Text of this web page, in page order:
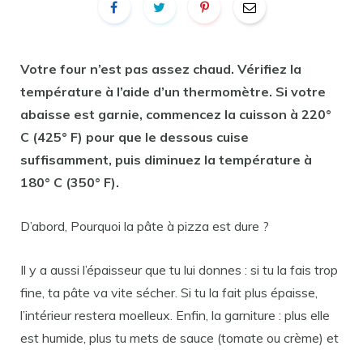
Votre four n’est pas assez chaud. Vérifiez la
température à l’aide d’un thermomètre. Si votre
abaisse est garnie, commencez la cuisson à 220°
C (425° F) pour que le dessous cuise
suffisamment, puis diminuez la température à
180° C (350° F).
D’abord, Pourquoi la pâte à pizza est dure ?
Il y a aussi l’épaisseur que tu lui donnes : si tu la fais trop
fine, ta pâte va vite sécher. Si tu la fait plus épaisse,
l’intérieur restera moelleux. Enfin, la garniture : plus elle
est humide, plus tu mets de sauce (tomate ou crème) et